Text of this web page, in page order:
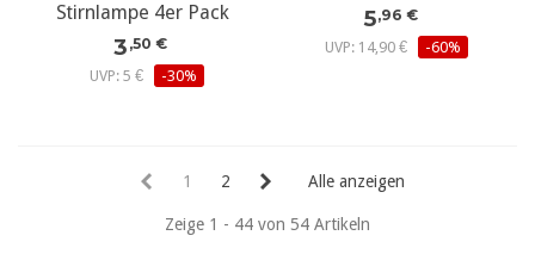
Stirnlampe 4er Pack
3 ,50 €
UVP: 5 €
-30%
5,96 €
UVP: 14,90 €
-60%
1 2 Alle anzeigen
Zeige 1 - 44 von 54 Artikeln